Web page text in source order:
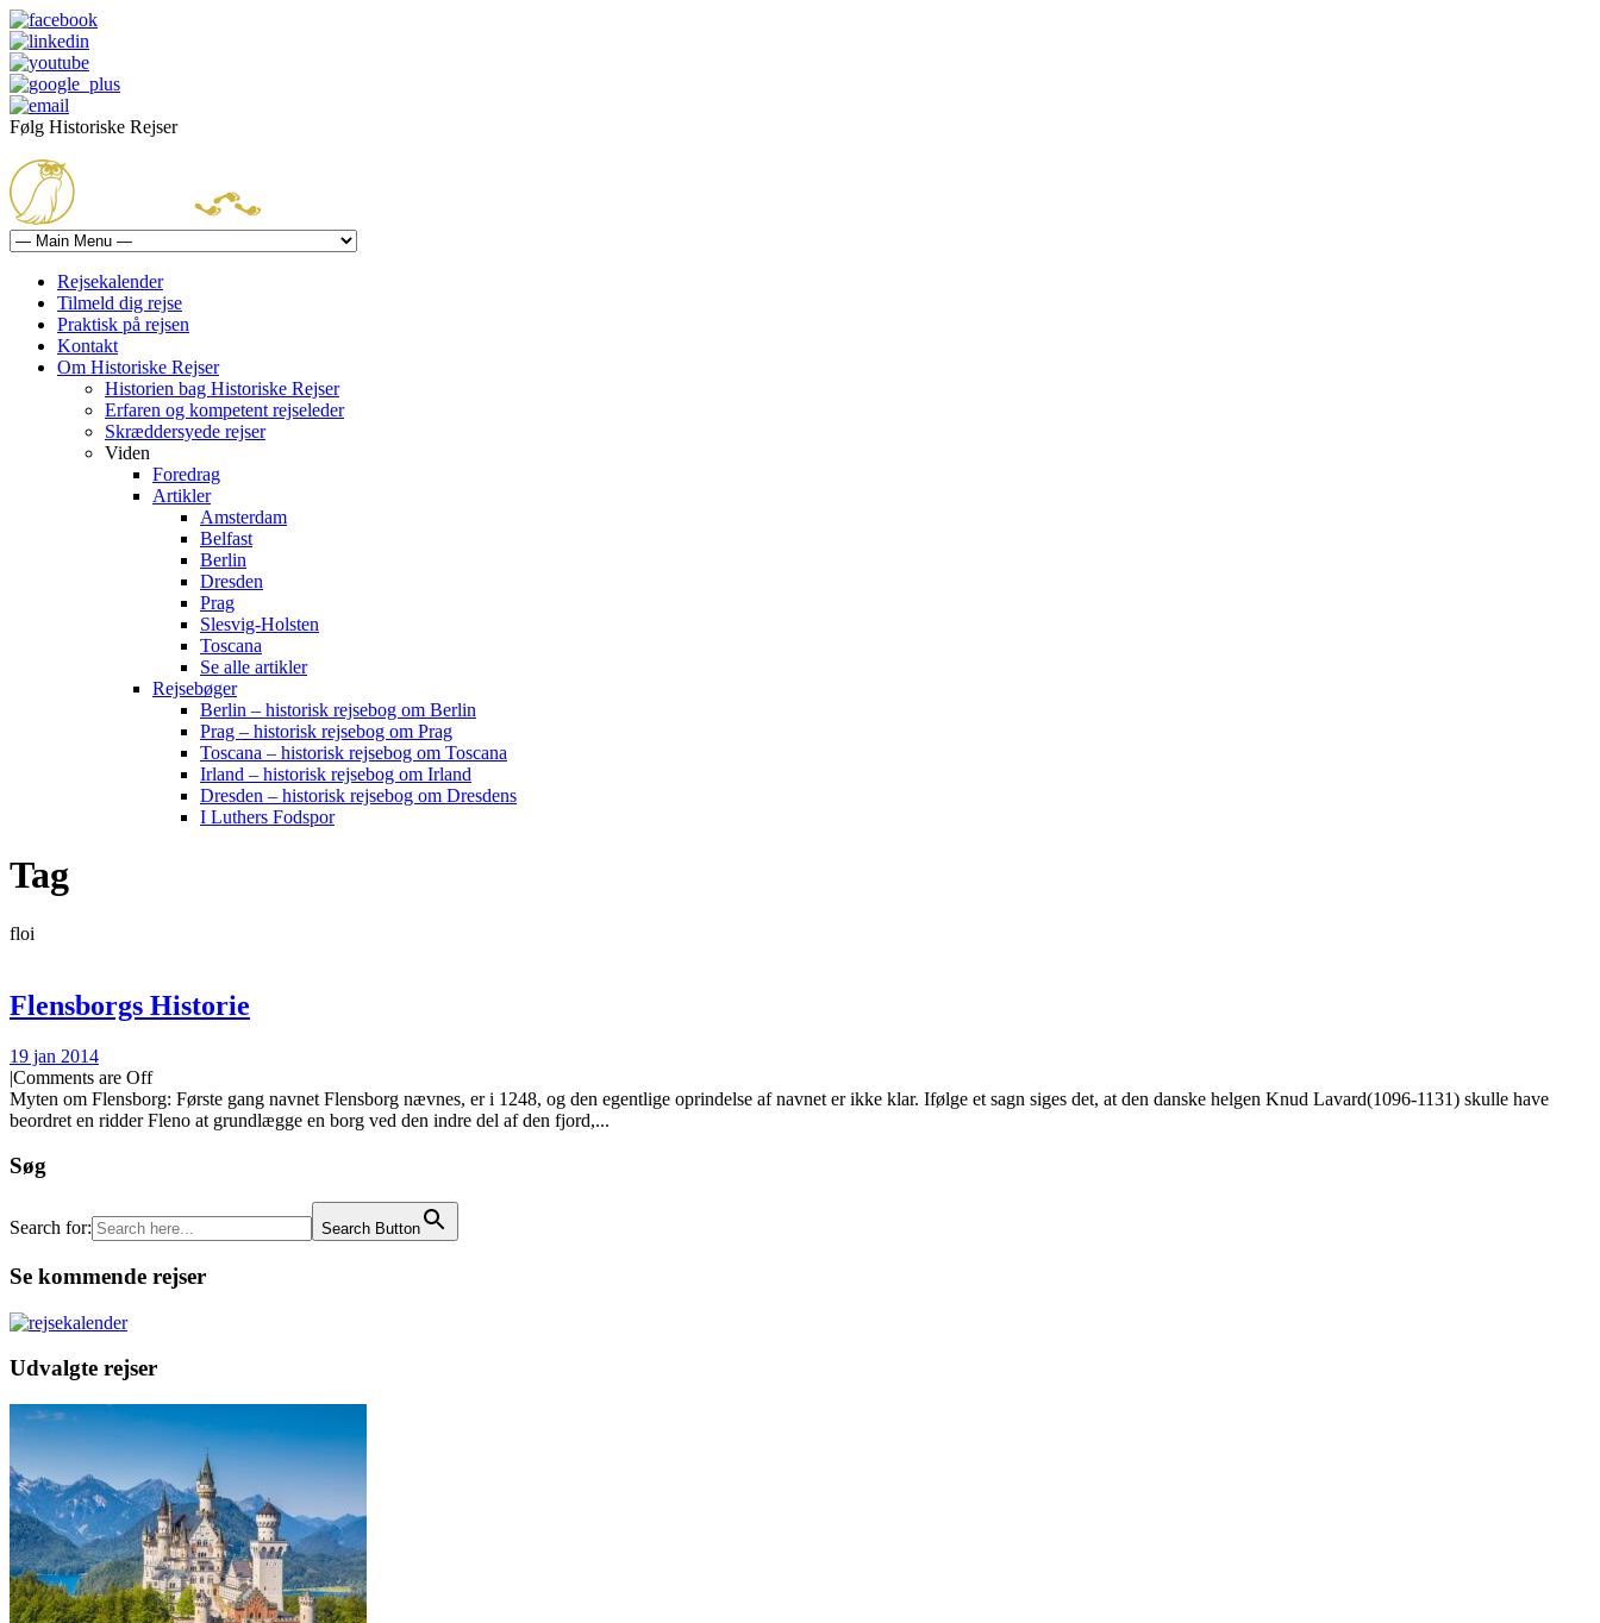
Følg Historiske Rejser
Rejsekalender
Tilmeld dig rejse
Praktisk på rejsen
Kontakt
Om Historiske Rejser
Historien bag Historiske Rejser
Erfaren og kompetent rejseleder
Skræddersyede rejser
Viden
Foredrag
Artikler
Amsterdam
Belfast
Berlin
Dresden
Prag
Slesvig-Holsten
Toscana
Se alle artikler
Rejsebøger
Berlin – historisk rejsebog om Berlin
Prag – historisk rejsebog om Prag
Toscana – historisk rejsebog om Toscana
Irland – historisk rejsebog om Irland
Dresden – historisk rejsebog om Dresdens
I Luthers Fodspor
Tag
floi
Flensborgs Historie
19 jan 2014
|Comments are Off
Myten om Flensborg: Første gang navnet Flensborg nævnes, er i 1248, og den egentlige oprindelse af navnet er ikke klar. Ifølge et sagn siges det, at den danske helgen Knud Lavard(1096-1131) skulle have
beordret en ridder Fleno at grundlægge en borg ved den indre del af den fjord,...
Søg
Search for: Search Button
Se kommende rejser
Udvalgte rejser